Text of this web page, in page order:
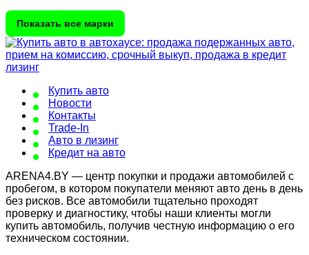
Показать все марки
Купить авто
Новости
Контакты
Trade-In
Авто в лизинг
Кредит на авто
ARENA4.BY — центр покупки и продажи автомобилей с
пробегом, в котором покупатели меняют авто день в день
без рисков. Все автомобили тщательно проходят
проверку и диагностику, чтобы наши клиенты могли
купить автомобиль, получив честную информацию о его
техническом состоянии.